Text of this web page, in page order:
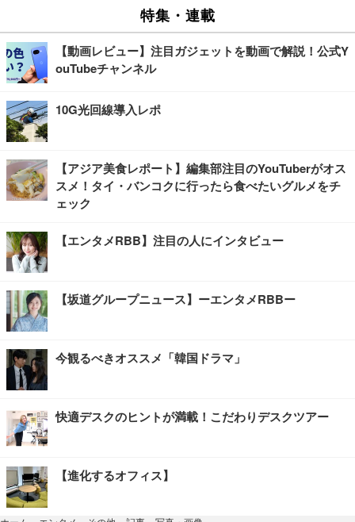
特集・連載
【動画レビュー】注目ガジェットを動画で解説！公式Y
ouTubeチャンネル
10G光回線導入レポ
【アジア美食レポート】編集部注目のYouTuberがオス
スメ！タイ・バンコクに行ったら食べたいグルメをチ
ェック
【エンタメRBB】注目の人にインタビュー
【坂道グループニュース】ーエンタメRBBー
今観るべきオススメ「韓国ドラマ」
快適デスクのヒントが満載！こだわりデスクツアー
【進化するオフィス】